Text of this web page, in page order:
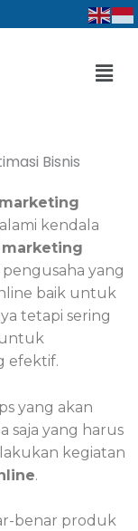
marketing
kendala
marketing
pengusaha yang
baik untuk
tetapi sering
efektif.
yang akan
saja yang harus
kegiatan
.
benar produk